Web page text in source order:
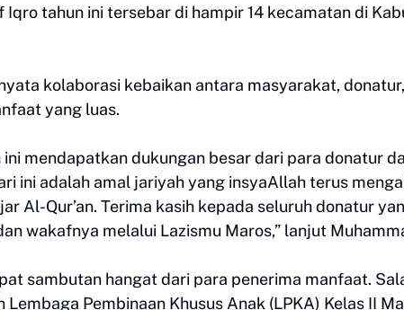
tahun ini tersebar di hampir 14 kecamatan di
kolaborasi kebaikan antara masyarakat,
yang luas.
mendapatkan dukungan besar dari para donatur
ini adalah amal jariyah yang insyaAllah terus
Al-Qur’an. Terima kasih kepada seluruh donatur
wakafnya melalui Lazismu Maros,” lanjut
sambutan hangat dari para penerima manfaat.
Pembinaan Khusus Anak (LPKA) Kelas II